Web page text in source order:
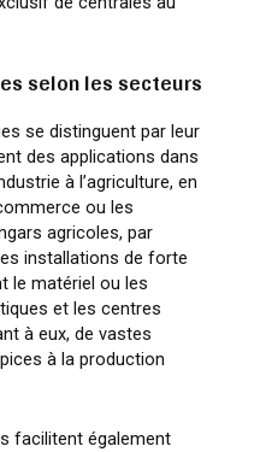
selon les secteurs
se distinguent par leur
des applications dans
à l’agriculture, en
ou les
agricoles, par
installations de forte
le matériel ou les
et les centres
à eux, de vastes
à la production
facilitent également